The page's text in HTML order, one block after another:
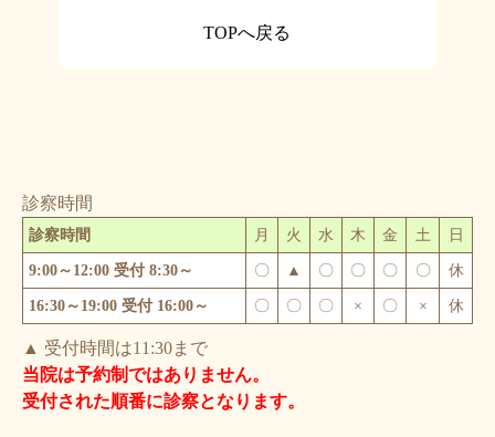
TOPへ戻る
診察時間
診察時間 月 火 水 木 金 土
日
9:00～12:00 受付 8:30～
〇 ▲ 〇 〇 〇 〇
休
16:30～19:00 受付 16:00～
〇 〇 〇 × 〇 × 休
▲ 受付時間は11:30まで
当院は予約制ではありません。
受付された順番に診察となります。